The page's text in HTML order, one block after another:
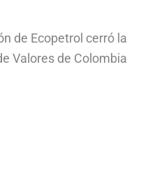
de Ecopetrol cerró la
Valores de Colombia